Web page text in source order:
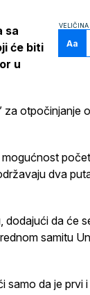
VELIČINA
Aa
sa
će biti
u
za otpočinjanje
mogućnost
dva
dodajući da će
samitu
samo da je prvi i